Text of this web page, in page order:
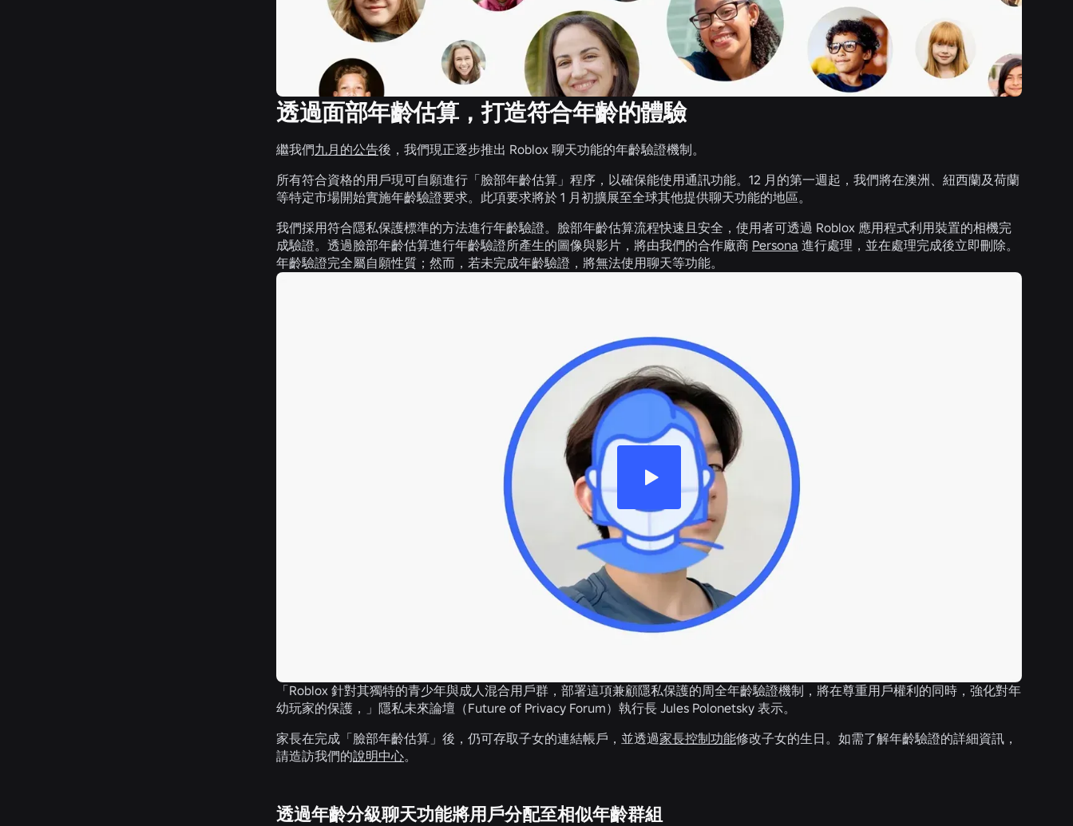
透過面部年齡估算，打造符合年齡的體驗
繼我們九月的公告後，我們現正逐步推出 Roblox 聊天功能的年齡驗證機制。
所有符合資格的用戶現可自願進行「臉部年齡估算」程序，以確保能使用通訊功能。12 月的第一週起，我們將在澳洲、紐西蘭及荷蘭
等特定市場開始實施年齡驗證要求。此項要求將於 1 月初擴展至全球其他提供聊天功能的地區。
我們採用符合隱私保護標準的方法進行年齡驗證。臉部年齡估算流程快速且安全，使用者可透過 Roblox 應用程式利用裝置的相機完
成驗證。透過臉部年齡估算進行年齡驗證所產生的圖像與影片，將由我們的合作廠商 Persona 進行處理，並在處理完成後立即刪除。
年齡驗證完全屬自願性質；然而，若未完成年齡驗證，將無法使用聊天等功能。
「Roblox 針對其獨特的青少年與成人混合用戶群，部署這項兼顧隱私保護的周全年齡驗證機制，將在尊重用戶權利的同時，強化對年
幼玩家的保護，」隱私未來論壇（Future of Privacy Forum）執行長 Jules Polonetsky 表示。
家長在完成「臉部年齡估算」後，仍可存取子女的連結帳戶，並透過家長控制功能修改子女的生日。如需了解年齡驗證的詳細資訊，
請造訪我們的說明中心。
透過年齡分級聊天功能將用戶分配至相似年齡群組